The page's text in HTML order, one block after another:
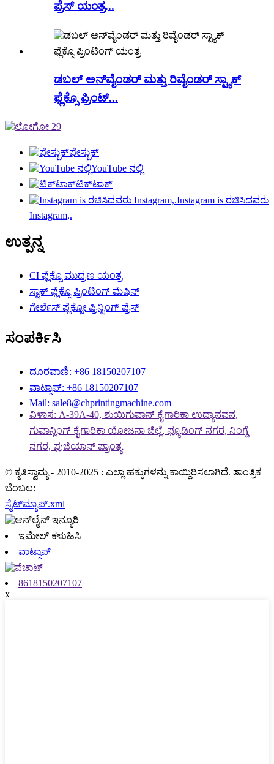
ಪ್ರೆಸ್ ಯಂತ್ರ...
ಡಬಲ್ ಅನ್‌ವೈಂಡರ್ ಮತ್ತು ರಿವೈಂಡರ್ ಸ್ಟ್ಯಾಕ್
ಫ್ಲೆಕ್ಸೊ ಪ್ರಿಂಟ್...
ಫೇಸ್ಬುಕ್
YouTube ನಲ್ಲಿ
ಟಿಕ್‌ಟಾಕ್
Instagram is ರಚಿಸಿದವರು
Instagram,.
ಉತ್ಪನ್ನ
CI ಫ್ಲೆಕ್ಸೊ ಮುದ್ರಣ ಯಂತ್ರ
ಸ್ಟಾಕ್ ಫ್ಲೆಕ್ಸೊ ಪ್ರಿಂಟಿಂಗ್ ಮೆಷಿನ್
ಗೇರ್ಲೆಸ್ ಫ್ಲೆಕ್ಸೋ ಪ್ರಿನ್ಟಿಂಗ್ ಪ್ರೆಸ್
ಸಂಪರ್ಕಿಸಿ
ದೂರವಾಣಿ: +86 18150207107
ವಾಟ್ಸಾಪ್: +86 18150207107
Mail: sale8@chprintingmachine.com
ವಿಳಾಸ: A-39A-40, ಶುಯಿಗುವಾನ್ ಕೈಗಾರಿಕಾ ಉದ್ಯಾನವನ,
ಗುವಾನ್ಲಿಂಗ್ ಕೈಗಾರಿಕಾ ಯೋಜನಾ ಜಿಲ್ಲೆ, ಫ್ಯೂಡಿಂಗ್ ನಗರ, ನಿಂಗ್ಡೆ
ನಗರ, ಫುಜಿಯಾನ್ ಪ್ರಾಂತ್ಯ
© ಕೃತಿಸ್ವಾಮ್ಯ - 2010-2025 : ಎಲ್ಲಾ ಹಕ್ಕುಗಳನ್ನು ಕಾಯ್ದಿರಿಸಲಾಗಿದೆ. ತಾಂತ್ರಿಕ
ಬೆಂಬಲ:
ಸೈಟ್‌ಮ್ಯಾಪ್.xml
ಇಮೇಲ್ ಕಳುಹಿಸಿ
ವಾಟ್ಸಾಪ್
8618150207107
x